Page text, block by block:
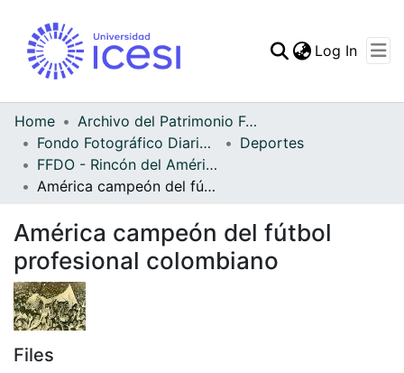
Statistics
Log In
Home
Archivo del Patrimonio Fotográfico y Fílmico del Valle del Cauca
Fondo Fotográfico Diario Occidente
Deportes
FFDO - Rincón del América - Patrimonial
América campeón del fútbol profesional colombiano
América campeón del fútbol
profesional colombiano
Files